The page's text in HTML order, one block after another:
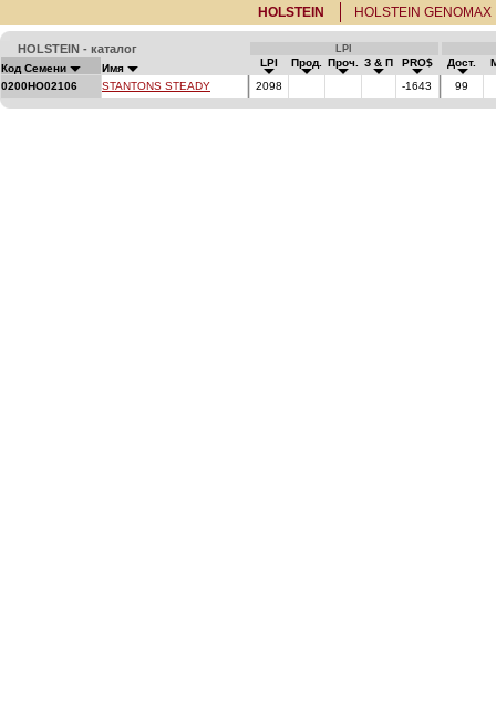
HOLSTEIN HOLSTEIN GENOMAX
HOLSTEIN - каталог LPI
Код Семени Имя LPI Прод. Проч. З & П PRO$ Дост.
0200HO02106
STANTONS STEADY 2098 -1643 99